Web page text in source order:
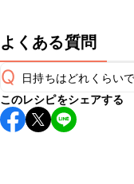
よくある質問
Q 日持ちはどれくらい
保存期間は冷蔵で当
し上がりください。
このレシピをシェアする